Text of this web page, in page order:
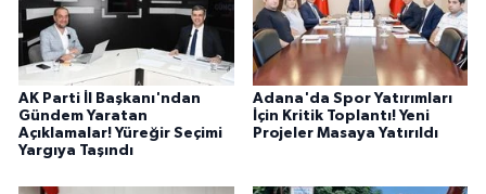
AK Parti İl Başkanı'ndan
Gündem Yaratan
Açıklamalar! Yüreğir Seçimi
Yargıya Taşındı
Adana'da Spor Yatırımları
İçin Kritik Toplantı! Yeni
Projeler Masaya Yatırıldı